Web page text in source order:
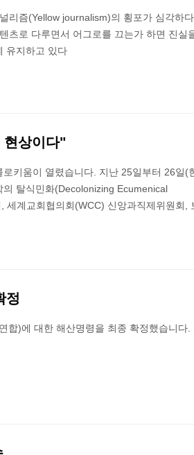
리즘(Yellow journalism)의 횡포가 심각하
츠로 다루면서 어그로를 끄는가 하면 진실
유지하고 있다
현상이다"
키움이 열렸습니다. 지난 25일부터 26일(
탈식민화(Decolonizing Ecumenical
계교회협의회(WCC) 신앙과직제위원회,
정
합)에 대한 해산명령을 최종 확정했습니다.